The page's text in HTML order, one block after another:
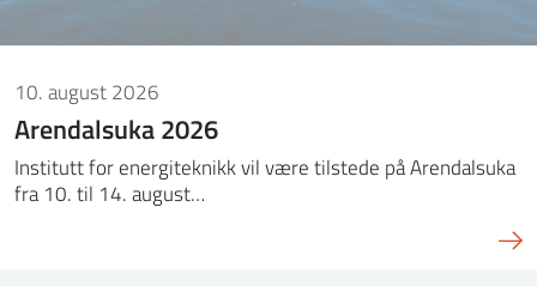
10. august 2026
Arendalsuka 2026
Institutt for energiteknikk vil være tilstede på Arendalsuka
fra 10. til 14. august…